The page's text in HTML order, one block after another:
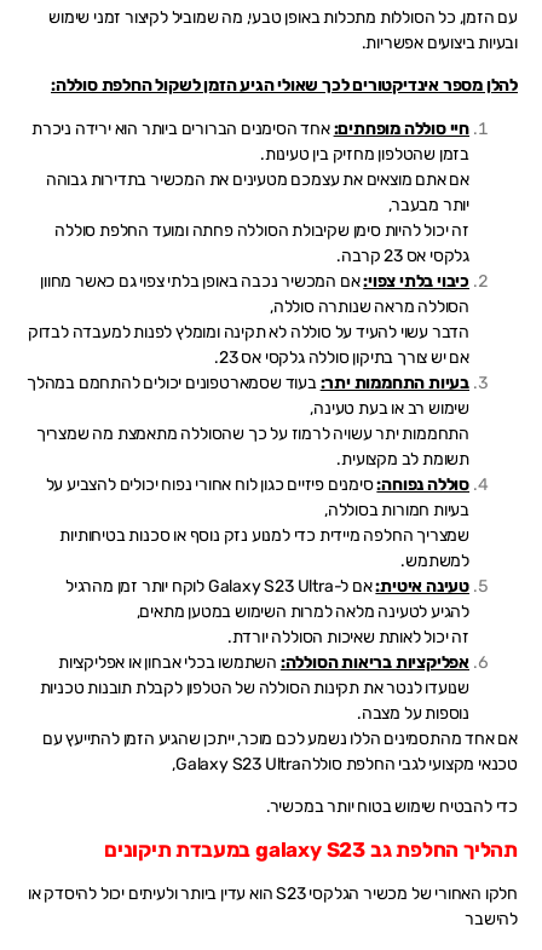
עם הזמן, כל הסוללות מתכלות באופן טבעי, מה שמוביל לקיצור זמני שימוש
ובעיות ביצועים אפשריות.
להלן מספר אינדיקטורים לכך שאולי הגיע הזמן לשקול החלפת סוללה:
חיי סוללה מופחתים:אחד הסימנים הברורים ביותר הוא ירידה ניכרת
בזמן שהטלפון מחזיק בין טעינות.
אם אתם מוצאים את עצמכם מטעינים את המכשיר בתדירות גבוהה
יותר מבעבר,
זה יכול להיות סימן שקיבולת הסוללה פחתה ומועד החלפת סוללה
גלקסי אס 23 קרבה.
כיבוי בלתי צפוי:אם המכשיר נכבה באופן בלתי צפוי גם כאשר מחוון
הסוללה מראה שנותרה סוללה,
הדבר עשוי להעיד על סוללה לא תקינה ומומלץ לפנות למעבדה לבדוק
אם יש צורך בתיקון סוללה גלקסי אס 23.
בעיות התחממות יתר:בעוד שסמארטפונים יכולים להתחמם במהלך
שימוש רב או בעת טעינה,
התחממות יתר עשויה לרמוז על כך שהסוללה מתאמצת מה שמצריך
תשומת לב מקצועית.
סוללה נפוחה:סימנים פיזיים כגון לוח אחורי נפוח יכולים להצביע על
בעיות חמורות בסוללה,
שמצריך החלפה מיידית כדי למנוע נזק נוסף או סכנות בטיחותיות
למשתמש.
טעינה איטית:
אם ל-Galaxy S23 Ultra לוקח יותר זמן מהרגיל
להגיע לטעינה מלאה למרות השימוש במטען מתאים,
זה יכול לאותת שאיכות הסוללה יורדת.
אפליקציות בריאות הסוללה:השתמשו בכלי אבחון או אפליקציות
שנועדו לנטר את תקינות הסוללה של הטלפון לקבלת תובנות טכניות
נוספות על מצבה.
אם אחד מהתסמינים הללו נשמע לכם מוכר, ייתכן שהגיע הזמן להתייעץ עם
טכנאי מקצועי לגבי החלפת סוללהGalaxy S23 Ultra,
כדי להבטיח שימוש בטוח יותר במכשיר.
תהליך החלפת גב galaxy S23 במעבדת תיקונים
חלקו האחורי של מכשיר הגלקסי S23 הוא עדין ביותר ולעיתים יכול להיסדק או
להישבר